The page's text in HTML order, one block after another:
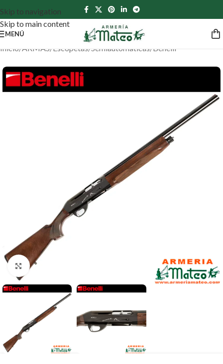
Skip to navigation
Skip to main content
MENÚ
Inicio/ARMAS/ Escopetas/Semiautomáticas/ Benelli
Clic para ampliar